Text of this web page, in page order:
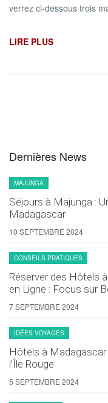
verrez ci-dessous trois
LIRE PLUS
Dernières News
MAJUNGA
Séjours à Majunga :
Madagascar
10 SEPTEMBRE 2024
CONSEILS PRATIQUES
Réserver des Hôtels
en Ligne : Focus sur
7 SEPTEMBRE 2024
IDÉES VOYAGES
Hôtels à
l’Île Rouge
5 SEPTEMBRE 2024